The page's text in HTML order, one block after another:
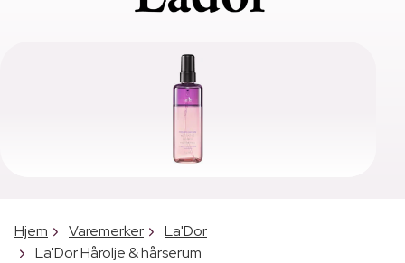
Hjem Varemerker
La'Dor
La'Dor Hårolje & hårserum